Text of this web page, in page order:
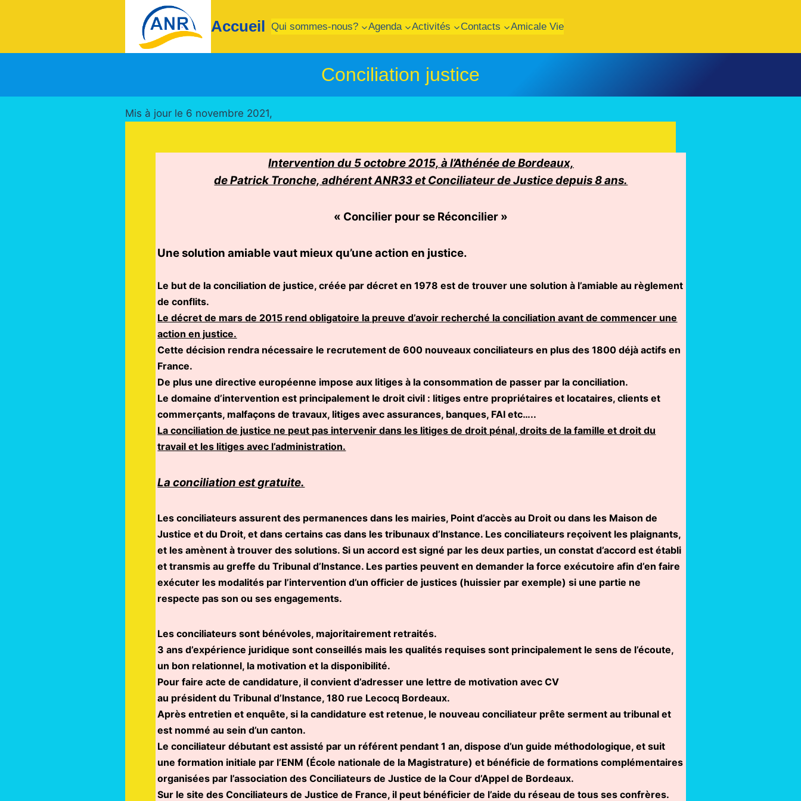
Accueil Qui sommes-nous? Agenda Activités Contacts Amicale Vie
Conciliation justice
Mis à jour le 6 novembre 2021,
Intervention du 5 octobre 2015, à l’Athénée de Bordeaux,
de Patrick Tronche, adhérent ANR33 et Conciliateur de Justice depuis 8 ans.
« Concilier pour se Réconcilier »
Une solution amiable vaut mieux qu’une action en justice.
Le but de la conciliation de justice, créée par décret en 1978 est de trouver une solution à l’amiable au règlement
de conflits.
Le décret de mars de 2015 rend obligatoire la preuve d’avoir recherché la conciliation avant de commencer une
action en justice.
Cette décision rendra nécessaire le recrutement de 600 nouveaux conciliateurs en plus des 1800 déjà actifs en
France.
De plus une directive européenne impose aux litiges à la consommation de passer par la conciliation.
Le domaine d’intervention est principalement le droit civil : litiges entre propriétaires et locataires, clients et
commerçants, malfaçons de travaux, litiges avec assurances, banques, FAI etc…..
La conciliation de justice ne peut pas intervenir dans les litiges de droit pénal, droits de la famille et droit du
travail et les litiges avec l’administration.
La conciliation est gratuite.
Les conciliateurs assurent des permanences dans les mairies, Point d’accès au Droit ou dans les Maison de
Justice et du Droit, et dans certains cas dans les tribunaux d’Instance. Les conciliateurs reçoivent les plaignants,
et les amènent à trouver des solutions. Si un accord est signé par les deux parties, un constat d’accord est établi
et transmis au greffe du Tribunal d’Instance. Les parties peuvent en demander la force exécutoire afin d’en faire
exécuter les modalités par l’intervention d’un officier de justices (huissier par exemple) si une partie ne
respecte pas son ou ses engagements.
Les conciliateurs sont bénévoles, majoritairement retraités.
3 ans d’expérience juridique sont conseillés mais les qualités requises sont principalement le sens de l’écoute,
un bon relationnel, la motivation et la disponibilité.
Pour faire acte de candidature, il convient d’adresser une lettre de motivation avec CV
au président du Tribunal d’Instance, 180 rue Lecocq Bordeaux.
Après entretien et enquête, si la candidature est retenue, le nouveau conciliateur prête serment au tribunal et
est nommé au sein d’un canton.
Le conciliateur débutant est assisté par un référent pendant 1 an, dispose d’un guide méthodologique, et suit
une formation initiale par l’ENM (École nationale de la Magistrature) et bénéficie de formations complémentaires
organisées par l’association des Conciliateurs de Justice de la Cour d’Appel de Bordeaux.
Sur le site des Conciliateurs de Justice de France, il peut bénéficier de l’aide du réseau de tous ses confrères.